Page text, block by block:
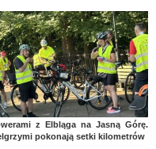
z Elbląga na Jasną Górę.
pokonają setki kilometrów